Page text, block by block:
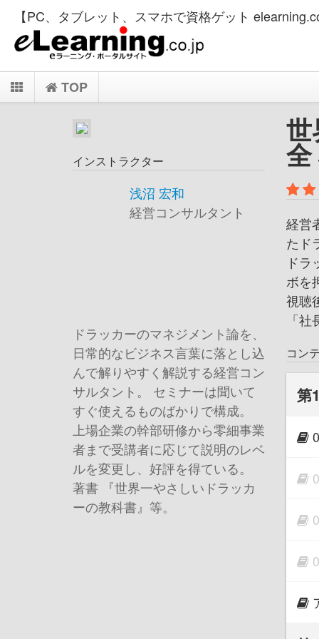
【PC、タブレット、スマホで資格ゲット
TOP
インストラクター
浅沼 宏和
経営コンサルタント
ドラッカーのマネジメント論を、
日常的なビジネス言葉に落とし込
んで解りやすく解説する経営コン
サルタント。 セミナーは聞いて
すぐ使えるものばかりで構成。
上場企業の幹部研修から零細事業
者まで受講者に応じて説明のレベ
ルを変更し、好評を得ている。
著書 『世界一やさしいドラッカ
ーの教科書』等。
経営
たド
ド
ボを
視聴
「
コン
第